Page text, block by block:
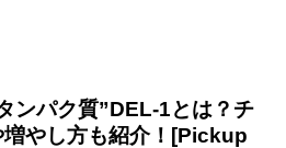
ンパク質”DEL-1とは？チ
やし方も紹介！